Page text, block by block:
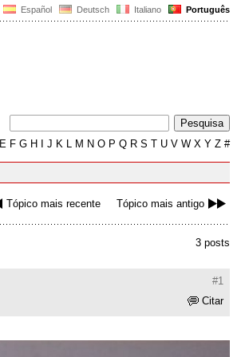
Español Deutsch Italiano Português
E F G H J K L M N O P Q R S T U V W X Y Z #
Tópico mais recente Tópico mais antigo
3 posts
#1
Citar